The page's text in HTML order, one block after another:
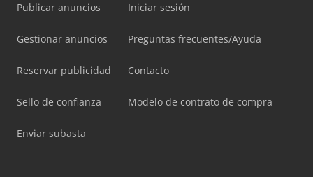
Publicar anuncios
Gestionar anuncios
Reservar publicidad
Sello de confianza
Enviar subasta
Iniciar sesión
Preguntas frecuentes/Ayuda
Contacto
Modelo de contrato de compra